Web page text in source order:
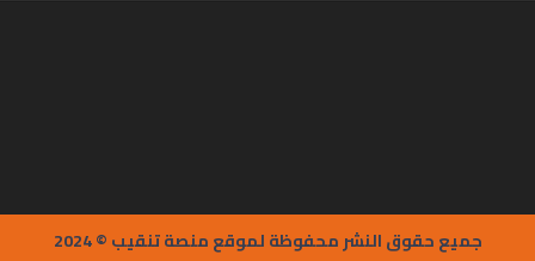
جميع حقوق النشر محفوظة لموقع منصة تنقيب © 2024